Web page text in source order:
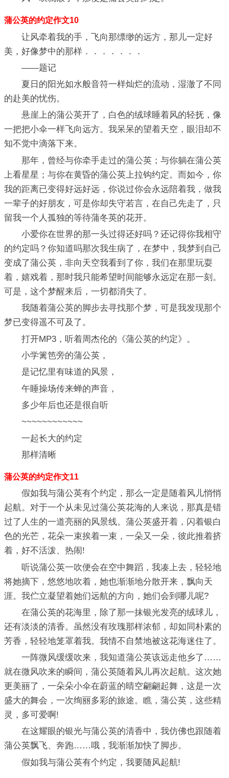
蒲公英的约定作文10
让风牵着我的手，飞向那缥缈的远方，那儿一定好
美，好像梦中的那样．．．．．．．
——题记
夏日的阳光如水般音符一样灿烂的流动，湿澈了不同
的赴美的忧伤。
悬崖上的蒲公英开了，白色的绒球睡着风的轻抚，像
一把把小伞一样飞向远方。我呆呆的望着天空，眼泪却不
知不觉中滴落下来。
那年，曾经与你牵手走过的蒲公英；与你躺在蒲公英
上看星星；与你在黄昏的蒲公英上拉钩约定。而如今，你
我的距离已变得好远好远，你说过你会永远陪着我，做我
一辈子的好朋友，可是你却失守若言，在自己先走了，只
留我一个人孤独的等待蒲冬英的花开。
小爱你在世界的那一头过得还好吗？还记得你我相守
的约定吗？你知道吗那次我生病了，在梦中，我梦到自己
变成了蒲公英，非向天空我看到了你，我们在那里玩耍
着，嬉戏着，那时我只能希望时间能够永远定在那一刻。
可是，这个梦醒来后，一切都消失了。
我随着蒲公英的脚步去寻找那个梦，可是我发现那个
梦已变得遥不可及了。
打开MP3，听着周杰伦的《蒲公英的约定》。
小学篱笆旁的蒲公英，
是记忆里有味道的风景，
午睡操场传来蝉的声音，
多少年后也还是很自听
~~~~~~~~~~~~
一起长大的约定
那样清晰
蒲公英的约定作文11
假如我与蒲公英有个约定，那么一定是随着风儿悄悄
起航。对于一个从未见过蒲公英花海的人来说，那真是错
过了人生的一道亮丽的风景线。蒲公英盛开着，闪着银白
色的光芒，花朵一束挨着一束，一朵又一朵，彼此推着挤
着，好不活泼、热闹!
听说蒲公英一吹便会在空中舞蹈，我凑上去，轻轻地
将她摘下，悠悠地吹着，她也渐渐地分散开来，飘向天
涯。我伫立凝望着她们远航的方向，她们会到哪儿呢?
在蒲公英的花海里，除了那一抹银光发亮的绒球儿，
还有淡淡的清香。虽然没有玫瑰那样浓郁，却如同朴素的
芳香，轻轻地笼罩着我。我情不自禁地被这花海迷住了。
一阵微风缓缓吹来，我知道蒲公英该远走他乡了……
就在微风吹来的瞬间，蒲公英随着风儿再次起航。这次她
更美丽了，一朵朵小伞在蔚蓝的晴空翩翩起舞，这是一次
盛大的舞会，一次绚丽多彩的旅途。瞧，蒲公英，这些精
灵，多可爱啊!
在这耀眼的银光与蒲公英的清香中，我仿佛也跟随着
蒲公英飘飞、奔跑……哦，我渐渐加快了脚步。
假如我与蒲公英有个约定，我要随风起航!